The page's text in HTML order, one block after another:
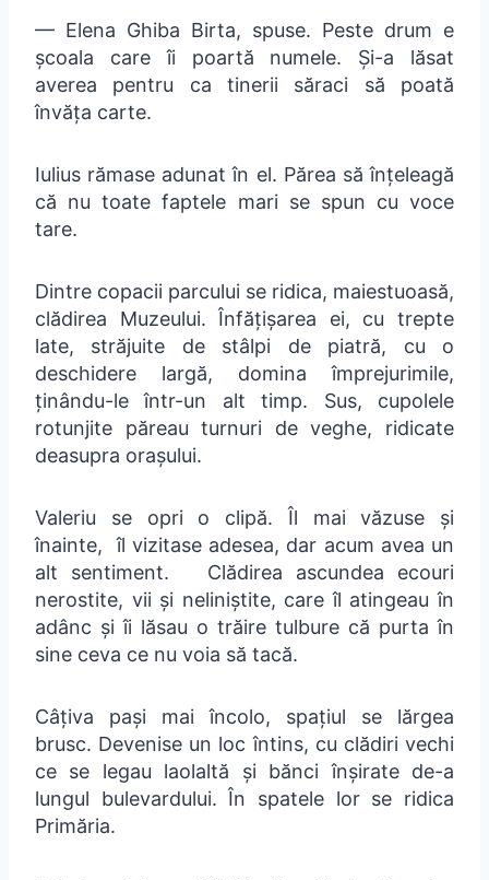
— Elena Ghiba Birta, spuse. Peste drum e
școala care îi poartă numele. Și-a lăsat
averea pentru ca tinerii săraci să poată
învăța carte.
Iulius rămase adunat în el. Părea să înțeleagă
că nu toate faptele mari se spun cu voce
tare.
Dintre copacii parcului se ridica, maiestuoasă,
clădirea Muzeului. Înfățișarea ei, cu trepte
late, străjuite de stâlpi de piatră, cu o
deschidere largă, domina împrejurimile,
ținându-le într-un alt timp. Sus, cupolele
rotunjite păreau turnuri de veghe, ridicate
deasupra orașului.
Valeriu se opri o clipă. Îl mai văzuse și
înainte, îl vizitase adesea, dar acum avea un
alt sentiment. Clădirea ascundea ecouri
nerostite, vii și neliniștite, care îl atingeau în
adânc și îi lăsau o trăire tulbure că purta în
sine ceva ce nu voia să tacă.
Câțiva pași mai încolo, spațiul se lărgea
brusc. Devenise un loc întins, cu clădiri vechi
ce se legau laolaltă și bănci înșirate de-a
lungul bulevardului. În spatele lor se ridica
Primăria.